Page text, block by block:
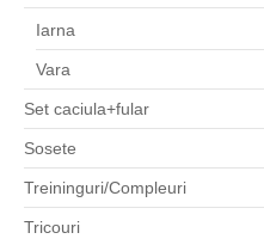
Iarna
Vara
Set caciula+fular
Sosete
Treininguri/Compleuri
Tricouri